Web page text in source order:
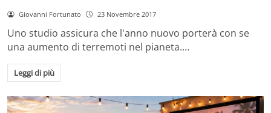
Giovanni Fortunato 23 Novembre 2017
Uno studio assicura che l'anno nuovo porterà con se
una aumento di terremoti nel pianeta.…
Leggi di più